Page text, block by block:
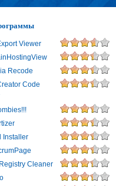
Viewer
Recode
Code
Installer
Cleaner